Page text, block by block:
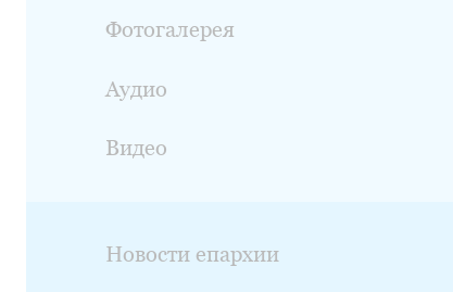
Фотогалерея
Аудио
Видео
Новости епархии